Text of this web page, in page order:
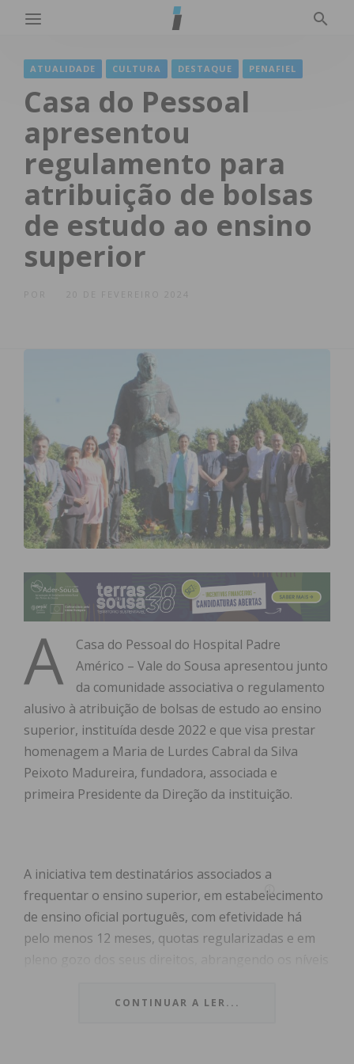
ATUALIDADE CULTURA DESTAQUE PENAFIEL
Casa do Pessoal
apresentou
regulamento para
atribuição de bolsas
de estudo ao ensino
superior
20 DE FEVEREIRO 2024
A
Casa do Pessoal do Hospital Padre
Américo – Vale do Sousa apresentou junto
da comunidade associativa o regulamento
alusivo à atribuição de bolsas de estudo ao ensino
superior, instituída desde 2022 e que visa prestar
homenagem a Maria de Lurdes Cabral da Silva
Peixoto Madureira, fundadora, associada e
primeira Presidente da Direção da instituição.
A iniciativa tem destinatários associados a
frequentar o ensino superior, em estabelecimento
de ensino oficial português, com efetividade há
pelo menos 12 meses, quotas regularizadas e em
CONTINUAR A LER...